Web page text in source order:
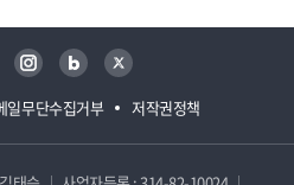
일무단수집거부 저작권정책
인스타그램 블로그 트위터